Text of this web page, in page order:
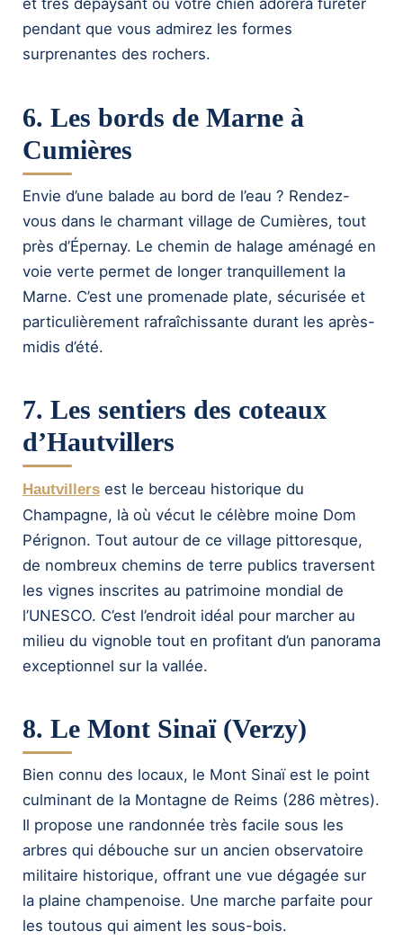
et très dépaysant où votre chien adorera fureter
pendant que vous admirez les formes
surprenantes des rochers.
6. Les bords de Marne à
Cumières
Envie d’une balade au bord de l’eau ? Rendez-
vous dans le charmant village de Cumières, tout
près d’Épernay. Le chemin de halage aménagé en
voie verte permet de longer tranquillement la
Marne. C’est une promenade plate, sécurisée et
particulièrement rafraîchissante durant les après-
midis d’été.
7. Les sentiers des coteaux
d’Hautvillers
Hautvillers est le berceau historique du
Champagne, là où vécut le célèbre moine Dom
Pérignon. Tout autour de ce village pittoresque,
de nombreux chemins de terre publics traversent
les vignes inscrites au patrimoine mondial de
l’UNESCO. C’est l’endroit idéal pour marcher au
milieu du vignoble tout en profitant d’un panorama
exceptionnel sur la vallée.
8. Le Mont Sinaï (Verzy)
Bien connu des locaux, le Mont Sinaï est le point
culminant de la Montagne de Reims (286 mètres).
Il propose une randonnée très facile sous les
arbres qui débouche sur un ancien observatoire
militaire historique, offrant une vue dégagée sur
la plaine champenoise. Une marche parfaite pour
les toutous qui aiment les sous-bois.